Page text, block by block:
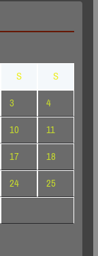
S
S
3
4
10
11
17
18
24
25